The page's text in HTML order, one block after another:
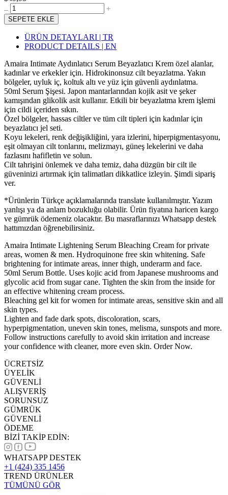
SEPETE EKLE
ÜRÜN DETAYLARI | TR
PRODUCT DETAILS | EN
Amaira Intimate Aydınlatıcı Serum Beyazlatıcı Krem özel alanlar,
kadınlar ve erkekler için. Hidrokinonsuz cilt beyazlatma. Yakın
bölgeler, uyluk iç, koltuk altı ve yüz için güvenli aydınlatma.
50ml Serum Şişesi. Japon mantarlarından kojik asit ve şeker
kamışından glikolik asit kullanır. Etkili bir beyazlatma krem işlemi
için cildi içeriden sıkın.
Özel bölgeler, hassas ciltler ve tüm cilt tipleri için kadınlar için
beyazlatıcı jel seti.
Koyu lekeleri, renk değişikliğini, yara izlerini, hiperpigmentasyonu,
eşit olmayan cilt tonlarını, melizmayı, güneş lekelerini ve daha
fazlasını hafifletin ve solun.
Cilt tahrişini önlemek ve daha temiz, daha düzgün bir cilt ile
güveninizi artırmak için talimatları dikkatlice izleyin. Şimdi sipariş
ver.
*Ürünlerin Türkçe açıklamalarında translate kullanılmıştır. Yazım
yanlışı ya da anlam bozukluğu olabilir. Ürün fiyatına haricen kargo
ve gümrük ödemeniz olacaktır. Bu masraflarınızı Whatsapp destek
hattımızdan öğrenebilirsiniz.
Amaira Intimate Lightening Serum Bleaching Cream for private
areas, women & men. Hydroquinone free skin whitening. Safe
brightening for intimate areas, inner thigh, underarm and face.
50ml Serum Bottle. Uses kojic acid from Japanese mushrooms and
glycolic acid from sugar cane. Tighten the skin from the inside for
an effective whitening cream process.
Bleaching gel kit for women for intimate areas, sensitive skin and all
skin types.
Lighten and fade dark spots, discoloration, scars,
hyperpigmentation, uneven skin tones, melisma, sunspots and more.
Follow instructions carefully to avoid skin irritation and increase
your confidence with cleaner, more even skin. Order Now.
ÜCRETSİZ
ÜYELİK
GÜVENLİ
ALIŞVERİŞ
SORUNSUZ
GÜMRÜK
GÜVENLİ
ÖDEME
BİZİ TAKİP EDİN:
WHATSAPP DESTEK
+1 (424) 335 1456
TREND ÜRÜNLER
TÜMÜNÜ GÖR